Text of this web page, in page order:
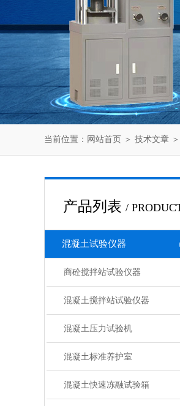
当前位置： 网站首页 ＞ 技术文章
产品列表 /
混凝土试验仪器
商砼搅拌站试验仪器
混凝土搅拌站试验仪器
混凝土压力试验机
混凝土标准养护室
混凝土快速冻融试验箱